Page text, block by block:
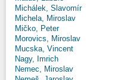
Michálek, Slavomír
Michela, Miroslav
Mičko, Peter
Morovics, Miroslav
Mucska, Vincent
Nagy, Imrich
Nemec, Miroslav